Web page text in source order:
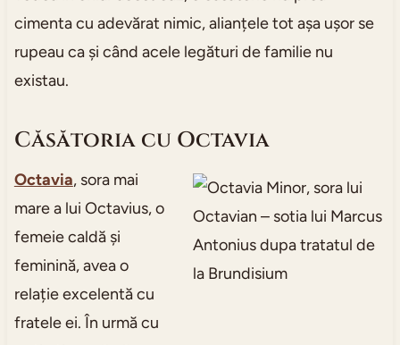
cimenta cu adevărat nimic, alianțele tot așa ușor se
rupeau ca și când acele legături de familie nu
existau.
Căsătoria cu Octavia
Octavia, sora mai
mare a lui Octavius, o
femeie caldă și
feminină, avea o
relație excelentă cu
fratele ei. În urmă cu